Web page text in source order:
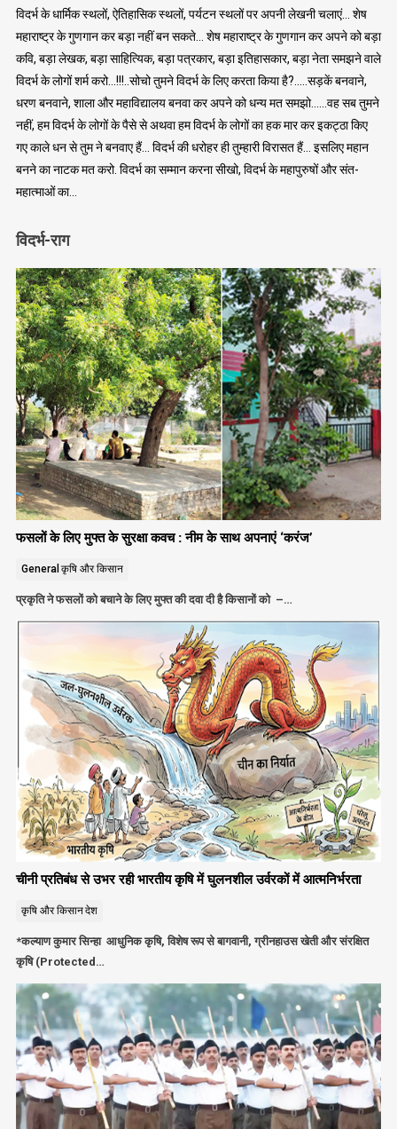
विदर्भ के धार्मिक स्थलों, ऐतिहासिक स्थलों, पर्यटन स्थलों पर अपनी लेखनी चलाएं… शेष
महाराष्ट्र के गुणगान कर बड़ा नहीं बन सकते… शेष महाराष्ट्र के गुणगान कर अपने को बड़ा
कवि, बड़ा लेखक, बड़ा साहित्यिक, बड़ा पत्रकार, बड़ा इतिहासकार, बड़ा नेता समझने वाले
विदर्भ के लोगों शर्म करो…!!!..सोचो तुमने विदर्भ के लिए करता किया है?…..सड़कें बनवाने,
धरण बनवाने, शाला और महाविद्यालय बनवा कर अपने को धन्य मत समझो……वह सब तुमने
नहीं, हम विदर्भ के लोगों के पैसे से अथवा हम विदर्भ के लोगों का हक मार कर इकट्ठा किए
गए काले धन से तुम ने बनवाए हैं… विदर्भ की धरोहर ही तुम्हारी विरासत हैं… इसलिए महान
बनने का नाटक मत करो. विदर्भ का सम्मान करना सीखो, विदर्भ के महापुरुषों और संत-
महात्माओं का…
विदर्भ-राग
फसलों के लिए मुफ्त के सुरक्षा कवच : नीम के साथ अपनाएं ‘करंज’
General कृषि और किसान
प्रकृति ने फसलों को बचाने के लिए मुफ्त की दवा दी है किसानों को –…
चीनी प्रतिबंध से उभर रही भारतीय कृषि में घुलनशील उर्वरकों में आत्मनिर्भरता
कृषि और किसानदेश
*कल्याण कुमार सिन्हा आधुनिक कृषि, विशेष रूप से बागवानी, ग्रीनहाउस खेती और संरक्षित
कृषि (Protected…